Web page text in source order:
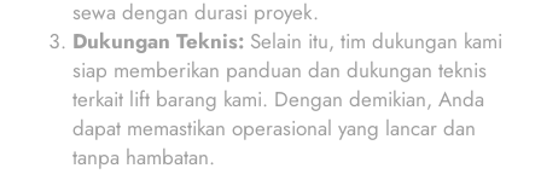
sewa dengan durasi proyek.
Dukungan Teknis: Selain itu, tim dukungan kami
siap memberikan panduan dan dukungan teknis
terkait lift barang kami. Dengan demikian, Anda
dapat memastikan operasional yang lancar dan
tanpa hambatan.